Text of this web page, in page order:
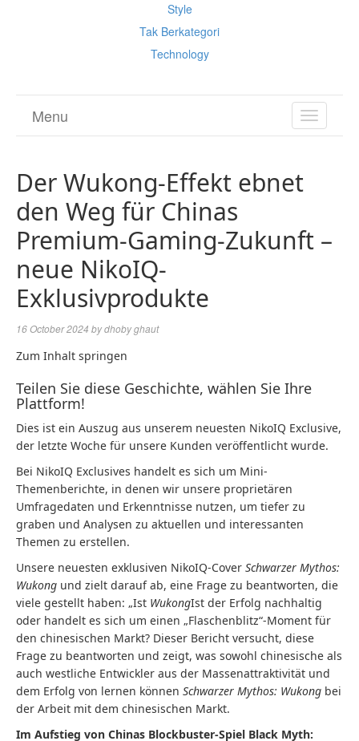
Style
Tak Berkategori
Technology
TOGGLE
Menu
Der Wukong-Effekt ebnet
den Weg für Chinas
Premium-Gaming-Zukunft –
neue NikoIQ-
Exklusivprodukte
16 October 2024 bydhoby ghaut
Zum Inhalt springen
Teilen Sie diese Geschichte, wählen Sie Ihre
Plattform!
Dies ist ein Auszug aus unserem neuesten NikoIQ Exclusive,
der letzte Woche für unsere Kunden veröffentlicht wurde.
Bei NikoIQ Exclusives handelt es sich um Mini-
Themenberichte, in denen wir unsere proprietären
Umfragedaten und Erkenntnisse nutzen, um tiefer zu
graben und Analysen zu aktuellen und interessanten
Themen zu erstellen.
Unsere neuesten exklusiven NikoIQ-Cover Schwarzer Mythos:
Wukong und zielt darauf ab, eine Frage zu beantworten, die
viele gestellt haben: „Ist WukongIst der Erfolg nachhaltig
oder handelt es sich um einen „Flaschenblitz“-Moment für
den chinesischen Markt? Dieser Bericht versucht, diese
Frage zu beantworten und zeigt, was sowohl chinesische als
auch westliche Entwickler aus der Massenattraktivität und
dem Erfolg von lernen können Schwarzer Mythos: Wukong bei
der Arbeit mit dem chinesischen Markt.
Im Aufstieg von Chinas Blockbuster-Spiel Black Myth: